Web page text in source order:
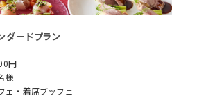
ードプラン
円
様
ェ・着席ブッフェ